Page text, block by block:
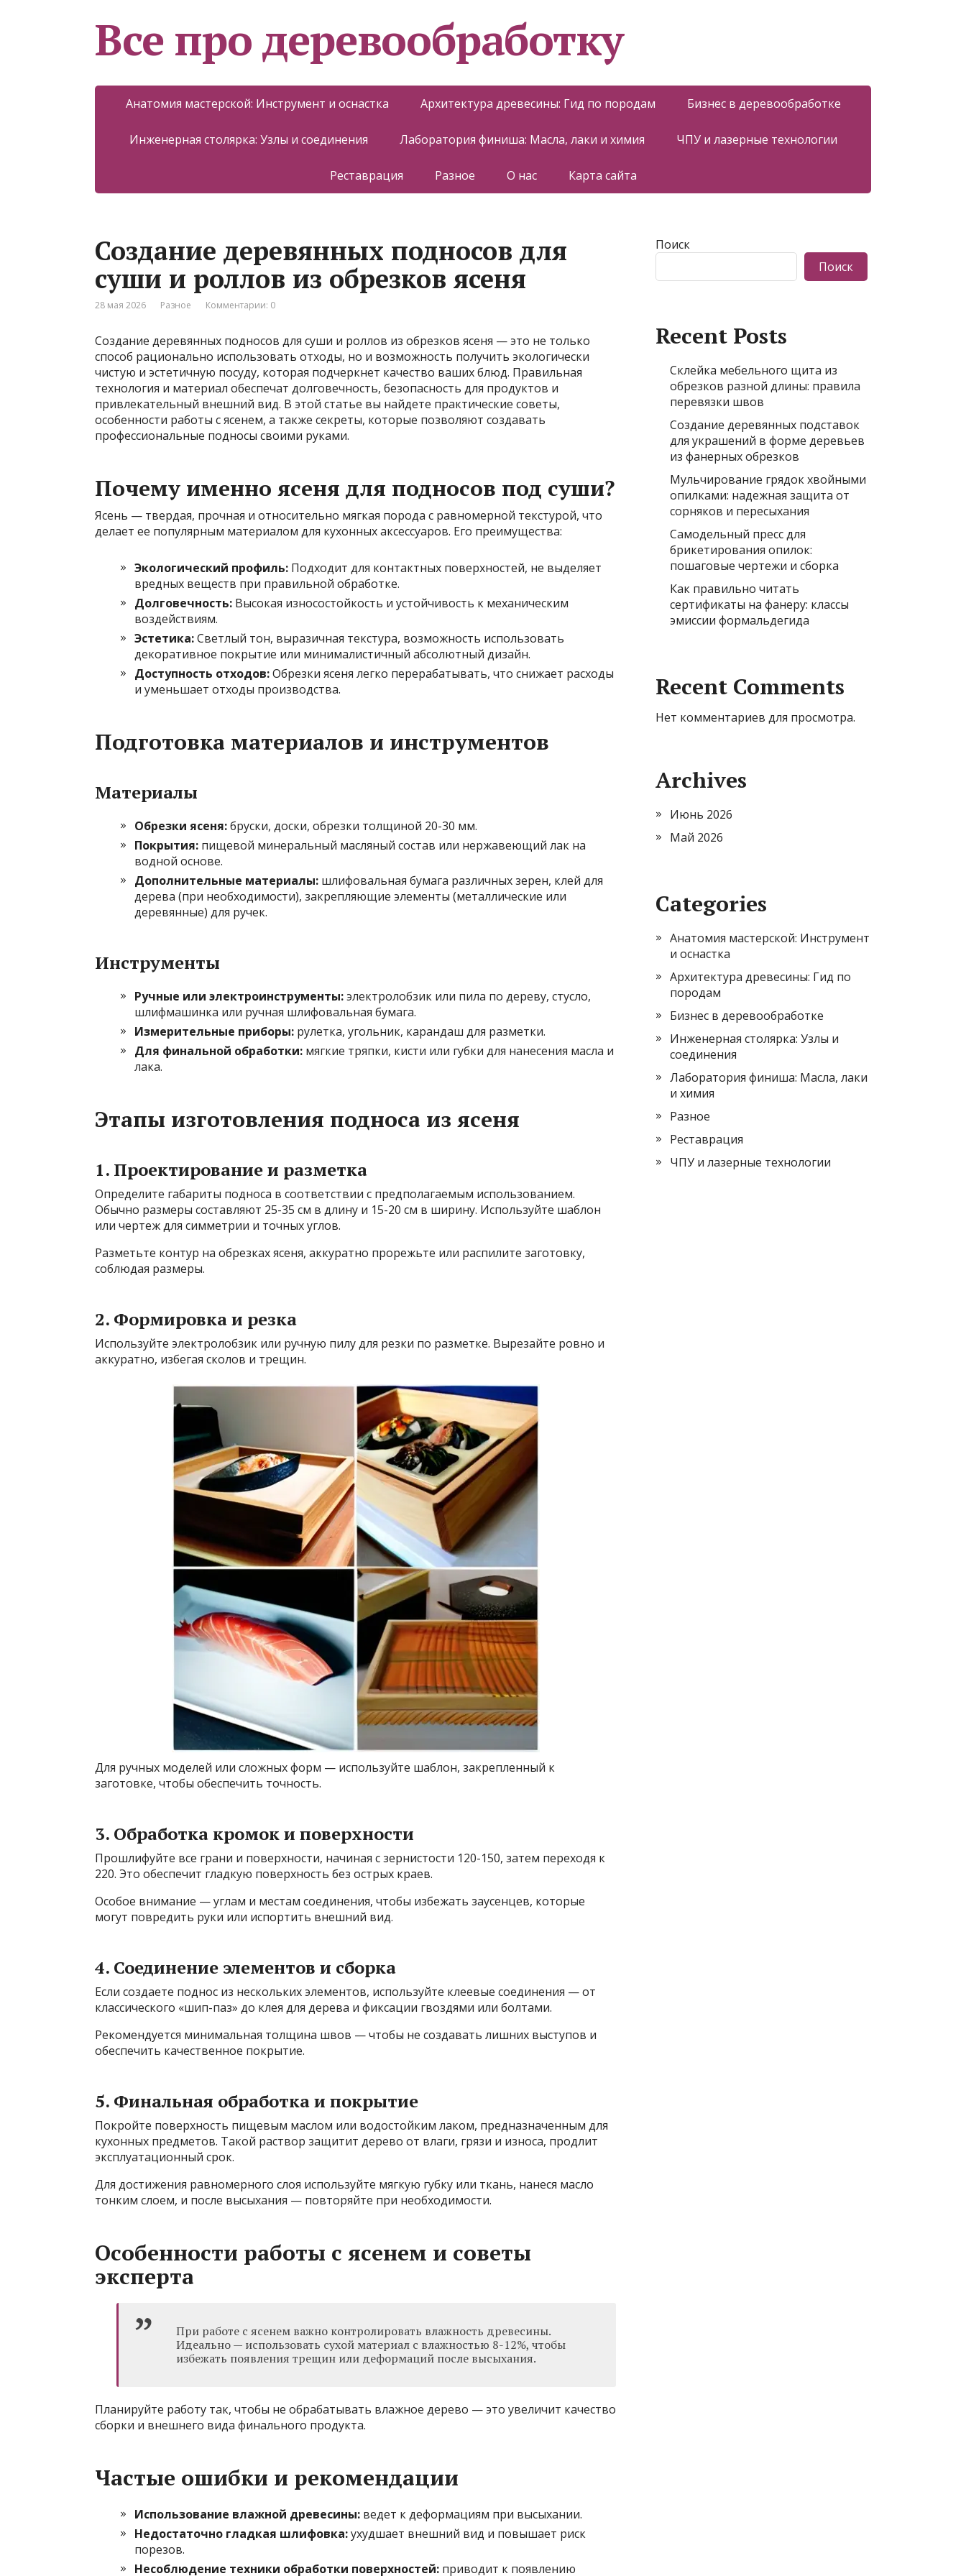
Все про деревообработку
Анатомия мастерской: Инструмент и оснастка Архитектура древесины: Гид по породам Бизнес в деревообработке
Инженерная столярка: Узлы и соединения Лаборатория финиша: Масла, лаки и химия ЧПУ и лазерные технологии
Реставрация Разное О нас Карта сайта
Создание деревянных подносов для
суши и роллов из обрезков ясеня
28 мая 2026 Разное Комментарии: 0
Создание деревянных подносов для суши и роллов из обрезков ясеня — это не только
способ рационально использовать отходы, но и возможность получить экологически
чистую и эстетичную посуду, которая подчеркнет качество ваших блюд. Правильная
технология и материал обеспечат долговечность, безопасность для продуктов и
привлекательный внешний вид. В этой статье вы найдете практические советы,
особенности работы с ясенем, а также секреты, которые позволяют создавать
профессиональные подносы своими руками.
Почему именно ясеня для подносов под суши?
Ясень — твердая, прочная и относительно мягкая порода с равномерной текстурой, что
делает ее популярным материалом для кухонных аксессуаров. Его преимущества:
Экологический профиль: Подходит для контактных поверхностей, не выделяет
вредных веществ при правильной обработке.
Долговечность: Высокая износостойкость и устойчивость к механическим
воздействиям.
Эстетика:Светлый тон, выразичная текстура, возможность использовать
декоративное покрытие или минималистичный абсолютный дизайн.
Доступность отходов:Обрезки ясеня легко перерабатывать, что снижает расходы
и уменьшает отходы производства.
Подготовка материалов и инструментов
Материалы
Обрезки ясеня:бруски, доски, обрезки толщиной 20-30 мм.
Покрытия: пищевой минеральный масляный состав или нержавеющий лак на
водной основе.
Дополнительные материалы: шлифовальная бумага различных зерен, клей для
дерева (при необходимости), закрепляющие элементы (металлические или
деревянные) для ручек.
Инструменты
Ручные или электроинструменты:электролобзик или пила по дереву, стусло,
шлифмашинка или ручная шлифовальная бумага.
Измерительные приборы: рулетка, угольник, карандаш для разметки.
Для финальной обработки: мягкие тряпки, кисти или губки для нанесения масла и
лака.
Этапы изготовления подноса из ясеня
1. Проектирование и разметка
Определите габариты подноса в соответствии с предполагаемым использованием.
Обычно размеры составляют 25-35 см в длину и 15-20 см в ширину. Используйте шаблон
или чертеж для симметрии и точных углов.
Разметьте контур на обрезках ясеня, аккуратно прорежьте или распилите заготовку,
соблюдая размеры.
2. Формировка и резка
Используйте электролобзик или ручную пилу для резки по разметке. Вырезайте ровно и
аккуратно, избегая сколов и трещин.
Для ручных моделей или сложных форм — используйте шаблон, закрепленный к
заготовке, чтобы обеспечить точность.
3. Обработка кромок и поверхности
Прошлифуйте все грани и поверхности, начиная с зернистости 120-150, затем переходя к
220. Это обеспечит гладкую поверхность без острых краев.
Особое внимание — углам и местам соединения, чтобы избежать заусенцев, которые
могут повредить руки или испортить внешний вид.
4. Соединение элементов и сборка
Если создаете поднос из нескольких элементов, используйте клеевые соединения — от
классического «шип-паз» до клея для дерева и фиксации гвоздями или болтами.
Рекомендуется минимальная толщина швов — чтобы не создавать лишних выступов и
обеспечить качественное покрытие.
5. Финальная обработка и покрытие
Покройте поверхность пищевым маслом или водостойким лаком, предназначенным для
кухонных предметов. Такой раствор защитит дерево от влаги, грязи и износа, продлит
эксплуатационный срок.
Для достижения равномерного слоя используйте мягкую губку или ткань, нанеся масло
тонким слоем, и после высыхания — повторяйте при необходимости.
Особенности работы с ясенем и советы
эксперта
При работе с ясенем важно контролировать влажность древесины.
Идеально — использовать сухой материал с влажностью 8-12%, чтобы
избежать появления трещин или деформаций после высыхания.
Планируйте работу так, чтобы не обрабатывать влажное дерево — это увеличит качество
сборки и внешнего вида финального продукта.
Частые ошибки и рекомендации
Использование влажной древесины: ведет к деформациям при высыхании.
Недостаточно гладкая шлифовка:ухудшает внешний вид и повышает риск
порезов.
Несоблюдение техники обработки поверхностей: приводит к появлению
Поиск
Поиск
Recent Posts
Склейка мебельного щита из
обрезков разной длины: правила
перевязки швов
Создание деревянных подставок
для украшений в форме деревьев
из фанерных обрезков
Мульчирование грядок хвойными
опилками: надежная защита от
сорняков и пересыхания
Самодельный пресс для
брикетирования опилок:
пошаговые чертежи и сборка
Как правильно читать
сертификаты на фанеру: классы
эмиссии формальдегида
Recent Comments
Нет комментариев для просмотра.
Archives
Июнь 2026
Май 2026
Categories
Анатомия мастерской: Инструмент
и оснастка
Архитектура древесины: Гид по
породам
Бизнес в деревообработке
Инженерная столярка: Узлы и
соединения
Лаборатория финиша: Масла, лаки
и химия
Разное
Реставрация
ЧПУ и лазерные технологии